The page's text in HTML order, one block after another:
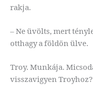
rakja.
– Ne üvölts, mert
otthagy a földön ülve.
Troy. Munkája.
visszavigyen